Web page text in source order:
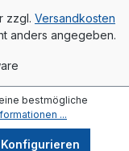
zzgl. Versandkosten
anders angegeben.
bestmögliche
...
Konfigurieren